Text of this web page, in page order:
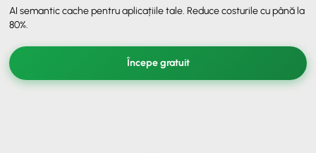
AI semantic cache pentru aplicațiile tale. Reduce costurile cu până la
80%.
Începe gratuit